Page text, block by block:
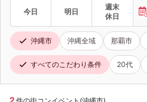
今日 明日
週末
休日
沖縄市 沖縄全域 那覇市
すべてのこだわり条件 20代
2